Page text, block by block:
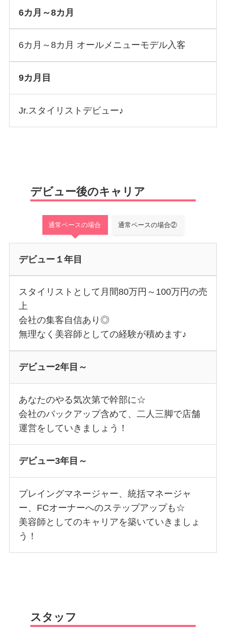
6カ月～8カ月
6カ月～8カ月 オールメニューモデル入客
9カ月目
Jr.スタイリストデビュー♪
デビュー後のキャリア
通常ペースの場合 通常ペースの場合②
デビュー１年目
スタイリストとして月間80万円～100万円の売
上
会社の集客自信あり◎
無理なく美容師としての経験が積めます♪
デビュー2年目～
あなたのやる気次第で幹部に☆
会社のバックアップ含めて、二人三脚で店舗
運営をしていきましょう！
デビュー3年目～
プレイングマネージャー、統括マネージャ
ー、FCオーナーへのステップアップも☆
美容師としてのキャリアを築いていきましょ
う！
スタッフ